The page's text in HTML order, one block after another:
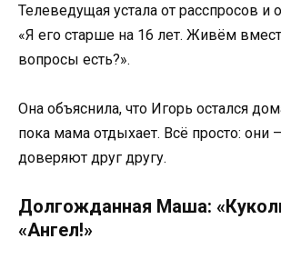
Телеведущая устала от расспросов и
«Я его старше на 16 лет. Живём
вопросы есть?».
Она объяснила, что Игорь остался
пока мама отдыхает. Всё просто: они
доверяют друг другу.
Долгожданная Маша:
«Ангел!»